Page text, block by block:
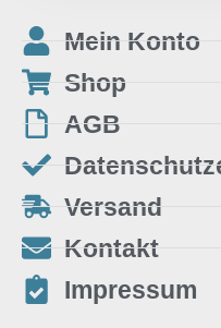
Mein Konto
Shop
AGB
Versand
Kontakt
Impressum